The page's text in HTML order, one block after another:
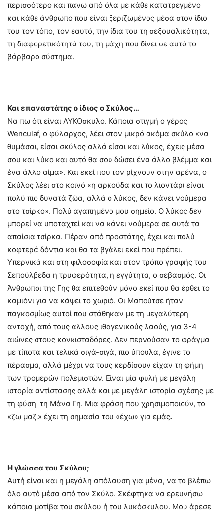
περισσότερο και πάνω από όλα με κάθε κατατρεγμένο
και κάθε άνθρωπο που είναι ξεριζωμένος μέσα στον ίδιο
του τον τόπο, τον εαυτό, την ίδια του τη σεξουαλικότητα,
τη διαφορετικότητά του, τη μάχη που δίνει σε αυτό το
βάρβαρο σύστημα.
Και επαναστάτης ο ίδιος ο Σκύλος…
Να πω ότι είναι ΛΥΚΟσκυλο. Κάποια στιγμή ο γέρος
Wenculaf, ο φύλαρχος, λέει στον μικρό ακόμα σκύλο «να
θυμάσαι, είσαι σκύλος αλλά είσαι και λύκος, έχεις μέσα
σου και λύκο και αυτό θα σου δώσει ένα άλλο βλέμμα και
ένα άλλο αίμα». Και εκεί που τον ρίχνουν στην αρένα, ο
Σκύλος λέει στο κοινό «η αρκούδα και το λιοντάρι είναι
πολύ πιο δυνατά ζώα, αλλά ο λύκος, δεν κάνει νούμερα
στο τσίρκο». Πολύ αγαπημένο μου σημείο. Ο λύκος δεν
μπορεί να υποταχτεί και να κάνει νούμερα σε αυτά τα
απαίσια τσίρκα. Πέραν από προστάτης, έχει και πολύ
κοφτερά δόντια και θα τα βγάλει εκεί που πρέπει.
Υπερνικά και στη φιλοσοφία και στον τρόπο γραφής του
Σεπούλβεδα η τρυφερότητα, η εγγύτητα, ο σεβασμός. Οι
Άνθρωποι της Γης θα επιτεθούν μόνο εκεί που θα έρθει το
καμιόνι για να κάψει το χωριό. Οι Μαπούτσε ήταν
παγκοσμίως αυτοί που στάθηκαν με τη μεγαλύτερη
αντοχή, από τους άλλους ιθαγενικούς λαούς, για 3-4
αιώνες στους κονκισταδόρες. Δεν περνούσαν το φράγμα
με τίποτα και τελικά σιγά-σιγά, πιο ύπουλα, έγινε το
πέρασμα, αλλά μέχρι να τους κερδίσουν είχαν τη φήμη
των τρομερών πολεμιστών. Είναι μία φυλή με μεγάλη
ιστορία αντίστασης αλλά και με μεγάλη ιστορία σχέσης με
τη φύση, τη Μάνα Γη. Μια φράση που χρησιμοποιούν, το
«ζω μαζί» έχει τη σημασία του «έχω» για εμάς.
Η γλώσσα του Σκύλου;
Αυτή είναι και η μεγάλη απόλαυση για μένα, να το βλέπω
όλο αυτό μέσα από τον Σκύλο. Σκέφτηκα να ερευνήσω
κάποια μοτίβα του σκύλου ή του λυκόσκυλου. Μου άρεσε